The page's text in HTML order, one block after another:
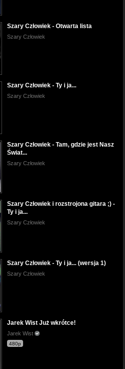
Szary Człowiek - Otwarta lista
Szary Człowiek
Szary Człowiek - Ty i ja...
Szary Człowiek
Szary Człowiek - Tam, gdzie jest Nasz
Świat...
Szary Człowiek
Szary Człowiek i rozstrojona gitara ;) -
Ty i ja...
Szary Człowiek
Szary Człowiek - Ty i ja... (wersja 1)
Szary Człowiek
Jarek Wist Już wkrótce!
Jarek Wist
480p